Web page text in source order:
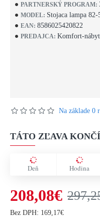
PARTNERSKÝ PROGRAM:
MODEL: Stojaca lampa 82-
EAN: 8586025420822
PREDAJCA: Komfort-
Na základe 0
TÁTO ZĽAVA
Deň Hodina
208,08€
Bez DPH: 169,17€